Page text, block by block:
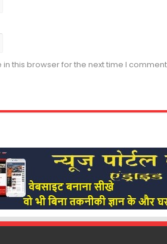
this browser for the next time I